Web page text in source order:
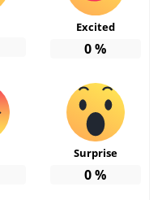
Excited
0%
Surprise
0%